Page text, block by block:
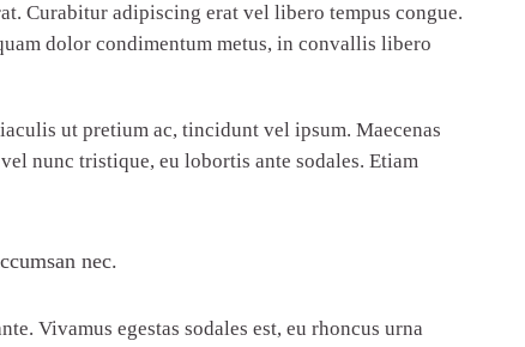
Curabitur adipiscing erat vel libero tempus congue.
dolor condimentum metus, in convallis libero
ut pretium ac, tincidunt vel ipsum. Maecenas
nunc tristique, eu lobortis ante sodales. Etiam
nec.
Vivamus egestas sodales est, eu rhoncus urna